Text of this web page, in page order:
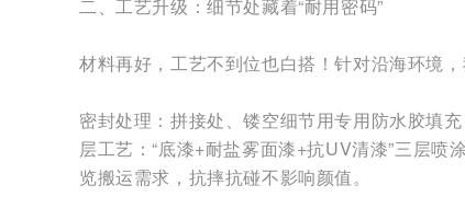
二、工艺升级：细节处藏着“耐用密码”
材料再好，工艺不到位也白搭！针对沿海环境
密封处理：拼接处、镂空细节用专用防水胶填
层工艺：“底漆+耐盐雾面漆+抗UV清漆”三层
览搬运需求，抗摔抗碰不影响颜值。